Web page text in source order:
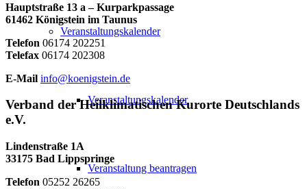
Veranstaltungskalender
Veranstaltungskalender
Veranstaltung beantragen
Hauptstraße 13 a – Kurparkpassage
61462 Königstein im Taunus
Telefon 06174 202251
Telefax 06174 202308
E-Mail info@koenigstein.de
Verband der Heilklimatischen Kurorte Deutschlands
e.V.
Lindenstraße 1A
33175 Bad Lippspringe
Telefon 05252 26265